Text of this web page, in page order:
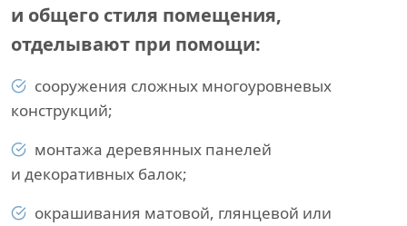
и общего стиля помещения,
отделывают при помощи:
сооружения сложных многоуровневых
конструкций;
монтажа деревянных панелей
и декоративных балок;
окрашивания матовой, глянцевой или